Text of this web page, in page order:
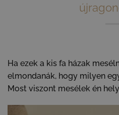
Ha ezek a kis fa házak
elmondanák, hogy milyen
Most viszont mesélek én